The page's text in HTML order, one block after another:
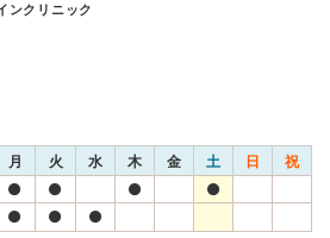
ンクリニック
月 火 水 木 金 土 日 祝